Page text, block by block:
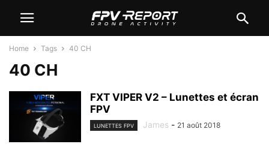
Home Tags 40 CH
40 CH
FXT VIPER V2 – Lunettes et écran
FPV
LUNETTES FPV James - 21 août 2018